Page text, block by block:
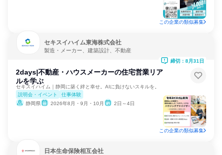
この企業の類似募集
セキスイハイム東海株式会社
製造・メーカー、建築設計、不動産
2days|不動産・ハウスメーカーの住宅営業リア
ルを学ぶ
セキスイハイム｜静岡に築く絆と幸せ。AIに負けないスキルを。
説明会・イベント
仕事体験
静岡県
2026年8月・9月・10月 2日～4日
締切：8月31日
この企業の類似募集
日本生命保険相互会社